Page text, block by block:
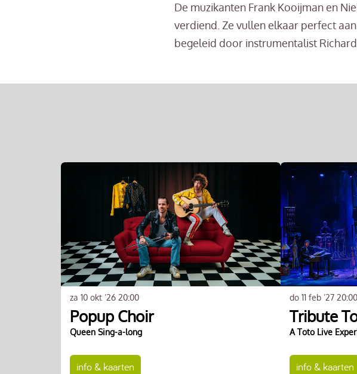
De muzikanten Frank Kooijman en
verdiend. Ze vullen elkaar perfect
begeleid door instrumentalist
Popup Choir
Queen Sing-a-long
za 10 okt ’26 20:00
info & kaarten
Tribute
A Toto Live
do 11 feb ’27 20:00
info & kaarten